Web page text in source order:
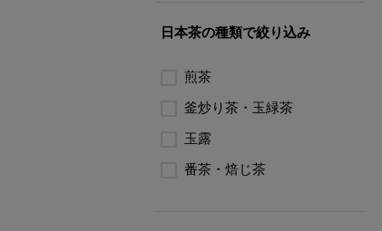
日本茶の種類で絞り込み
煎茶
釜炒り茶・玉緑茶
玉露
番茶・焙じ茶